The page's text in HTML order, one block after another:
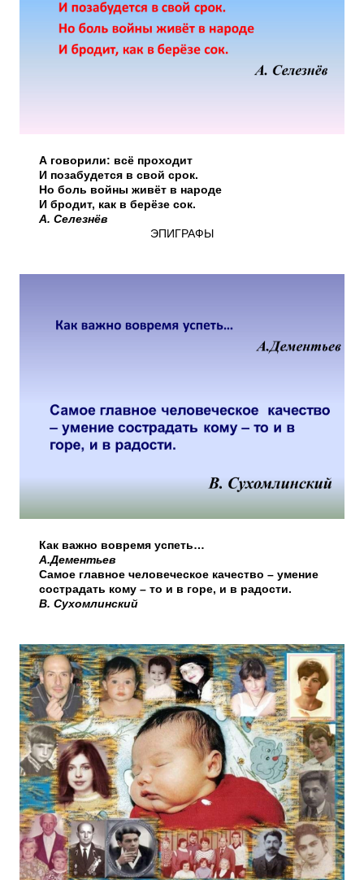
А говорили: всё проходит
И позабудется в свой срок.
Но боль войны живёт в народе
И бродит, как в берёзе сок.
А. Селезнёв
ЭПИГРАФЫ
Как важно вовремя успеть…
А.Дементьев
Самое главное человеческое качество – умение
сострадать кому – то и в горе, и в радости.
В. Сухомлинский